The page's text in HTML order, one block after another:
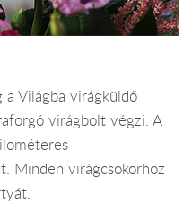
a Világba virágküldő
virágbolt végzi. A
Minden virágcsokorhoz